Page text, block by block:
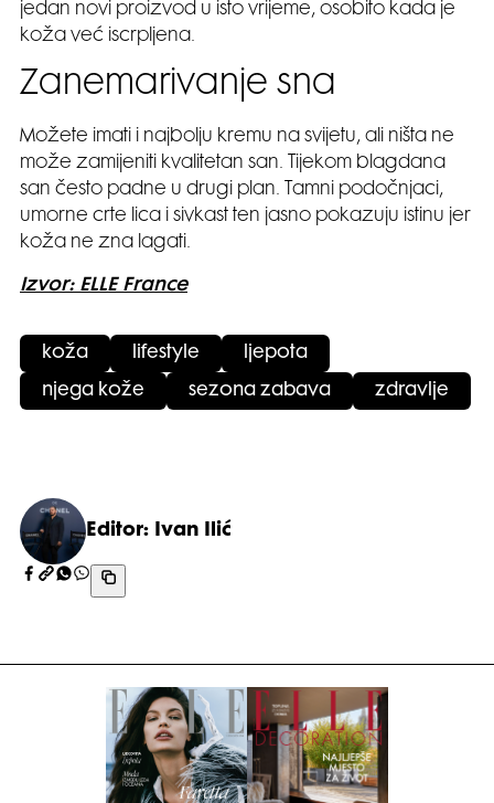
jedan novi proizvod u isto vrijeme, osobito kada je
koža već iscrpljena.
Zanemarivanje sna
Možete imati i najbolju kremu na svijetu, ali ništa ne
može zamijeniti kvalitetan san. Tijekom blagdana
san često padne u drugi plan. Tamni podočnjaci,
umorne crte lica i sivkast ten jasno pokazuju istinu jer
koža ne zna lagati.
Izvor: ELLE France
koža lifestyle ljepota
njega kože sezona zabava zdravlje
Editor: Ivan Ilić